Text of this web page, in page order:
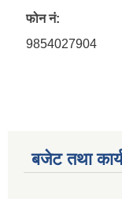
फोन नं:
9854027904
बजेट तथा